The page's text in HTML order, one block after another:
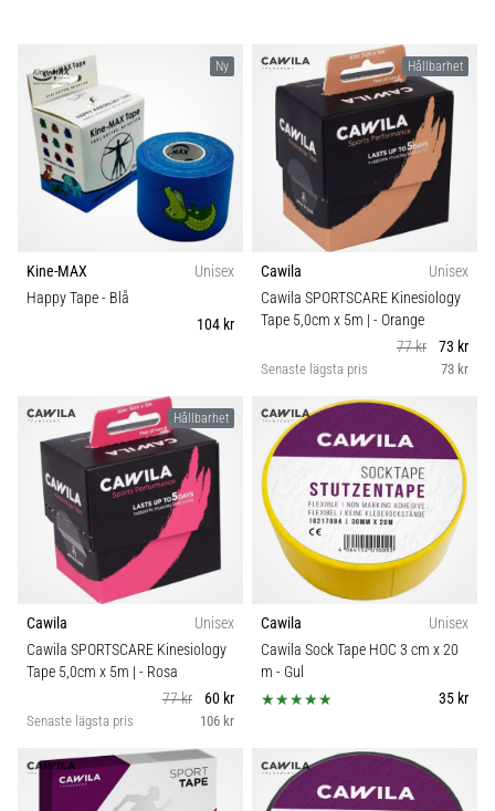
Ny
Kine-MAX
Unisex
Happy Tape- Blå
104 kr
Hållbarhet
Cawila
Unisex
Cawila SPORTSCARE Kinesiology
Tape 5,0cm x 5m | - Orange
77 kr
73 kr
Senaste lägsta pris 73 kr
Hållbarhet
Cawila
Unisex
Cawila SPORTSCARE Kinesiology
Tape 5,0cm x 5m | - Rosa
77 kr
60 kr
Senaste lägsta pris 106 kr
Cawila
Unisex
Cawila Sock Tape HOC 3 cm x 20
m - Gul
35 kr